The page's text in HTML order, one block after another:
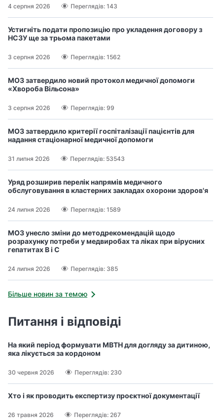
4 серпня 2026 Переглядів: 143
Устигніть подати пропозицію про укладення договору з
НСЗУ ще за трьома пакетами
3 серпня 2026 Переглядів: 1562
МОЗ затвердило новий протокол медичної допомоги
«Хвороба Вільсона»
3 серпня 2026 Переглядів: 99
МОЗ затвердило критерії госпіталізації пацієнтів для
надання стаціонарної медичної допомоги
31 липня 2026 Переглядів: 53543
Уряд розширив перелік напрямів медичного
обслуговування в кластерних закладах охорони здоров'я
24 липня 2026 Переглядів: 1589
МОЗ унесло зміни до методрекомендацій щодо
розрахунку потреби у медвиробах та ліках при вірусних
гепатитах В і С
24 липня 2026 Переглядів: 385
Більше новин за темою
Питання і відповіді
На який період формувати МВТН для догляду за дитиною,
яка лікується за кордоном
30 червня 2026 Переглядів: 230
Хто і як проводить експертизу проєктної документації
26 травня 2026 Переглядів: 267